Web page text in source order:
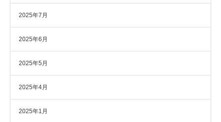
2025年7月
2025年6月
2025年5月
2025年4月
2025年1月